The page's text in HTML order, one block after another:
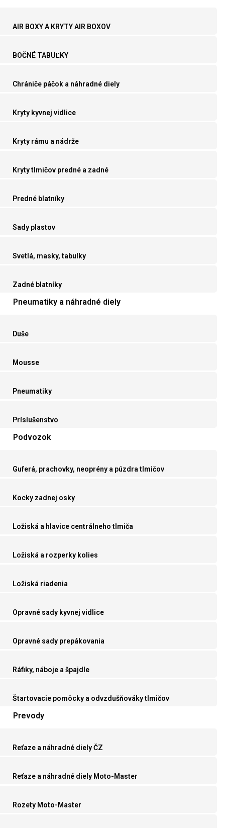
AIR BOXY A KRYTY AIR BOXOV
BOČNÉ TABUĽKY
Chrániče páčok a náhradné diely
Kryty kyvnej vidlice
Kryty rámu a nádrže
Kryty tlmičov predné a zadné
Predné blatníky
Sady plastov
Svetlá, masky, tabulky
Zadné blatníky
Pneumatiky a náhradné diely
Duše
Mousse
Pneumatiky
Príslušenstvo
Podvozok
Guferá, prachovky, neoprény a púzdra tlmičov
Kocky zadnej osky
Ložiská a hlavice centrálneho tlmiča
Ložiská a rozperky kolies
Ložiská riadenia
Opravné sady kyvnej vidlice
Opravné sady prepákovania
Ráfiky, náboje a špajdle
Štartovacie pomôcky a odvzdušňováky tlmičov
Prevody
Reťaze a náhradné diely ČZ
Reťaze a náhradné diely Moto-Master
Rozety Moto-Master